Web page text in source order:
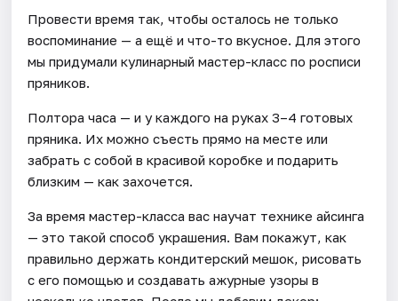
Провести время так, чтобы осталось не только
воспоминание — а ещё и что-то вкусное. Для этого
мы придумали кулинарный мастер-класс по росписи
пряников.
Полтора часа — и у каждого на руках 3–4 готовых
пряника. Их можно съесть прямо на месте или
забрать с собой в красивой коробке и подарить
близким — как захочется.
За время мастер-класса вас научат технике айсинга
— это такой способ украшения. Вам покажут, как
правильно держать кондитерский мешок, рисовать
с его помощью и создавать ажурные узоры в